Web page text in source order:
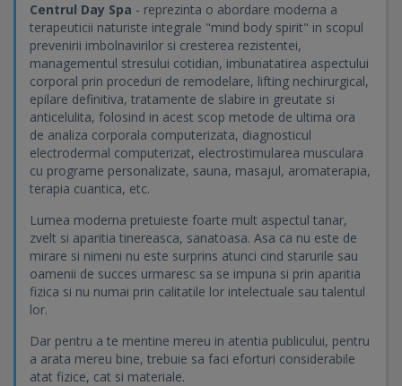
Centrul Day Spa - reprezinta o abordare moderna a
terapeuticii naturiste integrale "mind body spirit" in scopul
prevenirii imbolnavirilor si cresterea rezistentei,
managementul stresului cotidian, imbunatatirea aspectului
corporal prin proceduri de remodelare, lifting nechirurgical,
epilare definitiva, tratamente de slabire in greutate si
anticelulita, folosind in acest scop metode de ultima ora
de analiza corporala computerizata, diagnosticul
electrodermal computerizat, electrostimularea musculara
cu programe personalizate, sauna, masajul, aromaterapia,
terapia cuantica, etc.
Lumea moderna pretuieste foarte mult aspectul tanar,
zvelt si aparitia tinereasca, sanatoasa. Asa ca nu este de
mirare si nimeni nu este surprins atunci cind starurile sau
oamenii de succes urmaresc sa se impuna si prin aparitia
fizica si nu numai prin calitatile lor intelectuale sau talentul
lor.
Dar pentru a te mentine mereu in atentia publicului, pentru
a arata mereu bine, trebuie sa faci eforturi considerabile
atat fizice, cat si materiale.